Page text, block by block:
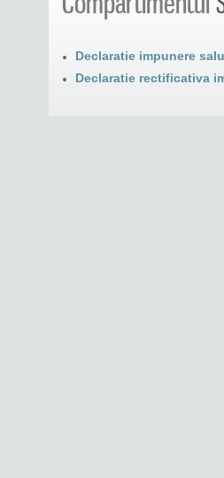
Declaratie impunere
Declaratie rectificativa